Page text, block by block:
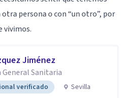
persona o con “un otro”, por
vivimos.
Jiménez
Sanitaria
verificado
Sevilla